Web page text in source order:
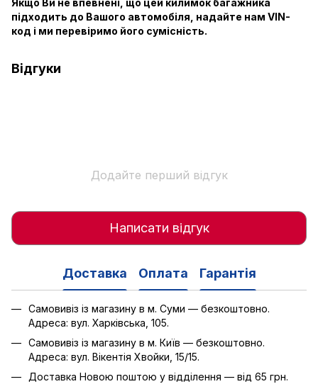
підходить до Вашого автомобіля, надайте нам VIN-
код і ми перевіримо його сумісність.
Відгуки
Додайте перший відгук
Написати відгук
Доставка Оплата Гарантія
Самовивіз із магазину в м. Суми — безкоштовно.
Адреса: вул. Харківська, 105.
Самовивіз із магазину в м. Київ — безкоштовно.
Адреса: вул. Вікентія Хвойки, 15/15.
Доставка Новою поштою у відділення — від 65 грн.